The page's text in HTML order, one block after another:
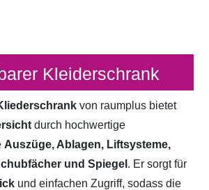
Kleiderschrank
von raumplus bietet
durch hochwertige
Auszüge, Ablagen, Liftsysteme,
und Spiegel . Er sorgt für
und einfachen Zugriff, sodass die